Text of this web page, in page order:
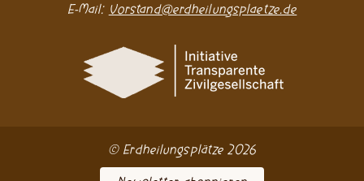
E-Mail: Vorstand@erdheilungsplaetze.de
© Erdheilungsplätze 2026